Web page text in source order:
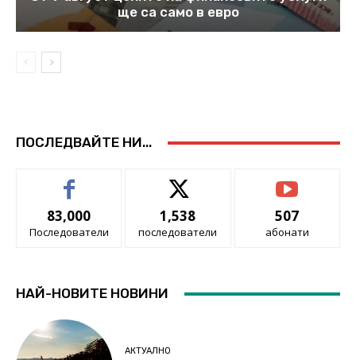
ще са само в евро
ПОСЛЕДВАЙТЕ НИ...
83,000
Последователи
1,538
последователи
507
абонати
НАЙ-НОВИТЕ НОВИНИ
АКТУАЛНО